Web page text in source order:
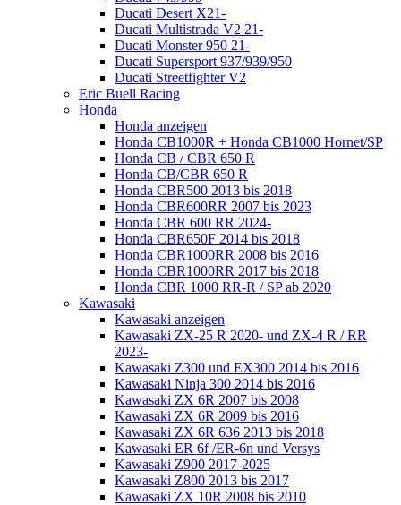
Ducati Desert X21-
Ducati Multistrada V2 21-
Ducati Monster 950 21-
Ducati Supersport 937/939/950
Ducati Streetfighter V2
Eric Buell Racing
Honda
Honda anzeigen
Honda CB1000R + Honda CB1000 Hornet/SP
Honda CB / CBR 650 R
Honda CB/CBR 650 R
Honda CBR500 2013 bis 2018
Honda CBR600RR 2007 bis 2023
Honda CBR 600 RR 2024-
Honda CBR650F 2014 bis 2018
Honda CBR1000RR 2008 bis 2016
Honda CBR1000RR 2017 bis 2018
Honda CBR 1000 RR-R / SP ab 2020
Kawasaki
Kawasaki anzeigen
Kawasaki ZX-25 R 2020- und ZX-4 R / RR
2023-
Kawasaki Z300 und EX300 2014 bis 2016
Kawasaki Ninja 300 2014 bis 2016
Kawasaki ZX 6R 2007 bis 2008
Kawasaki ZX 6R 2009 bis 2016
Kawasaki ZX 6R 636 2013 bis 2018
Kawasaki ER 6f /ER-6n und Versys
Kawasaki Z900 2017-2025
Kawasaki Z800 2013 bis 2017
Kawasaki ZX 10R 2008 bis 2010